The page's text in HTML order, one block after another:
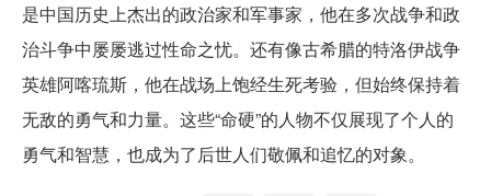
是中国历史上杰出的政治家和军事家，他在多次战争和政
治斗争中屡屡逃过性命之忧。还有像古希腊的特洛伊战争
英雄阿喀琉斯，他在战场上饱经生死考验，但始终保持着
无敌的勇气和力量。这些“命硬”的人物不仅展现了个人的
勇气和智慧，也成为了后世人们敬佩和追忆的对象。